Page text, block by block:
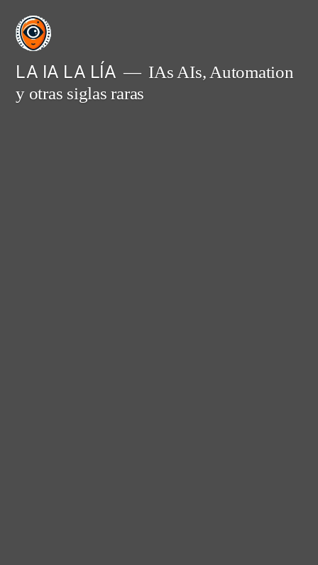
Saltar
contenido
LA IA LA LÍA
IAs AIs, Automation
y otras siglas raras